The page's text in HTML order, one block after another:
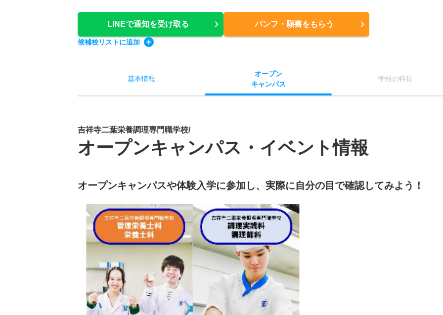
LINEで通知を受け取る パンフ・願書をもらう
候補校リストに追加
基本情報
オープン
キャンパス
学校の特長
吉祥寺二葉栄養調理専門職学校/
オープンキャンパス・イベント情報
オープンキャンパスや体験入学に参加し、実際に自分の目で確認してみよう！